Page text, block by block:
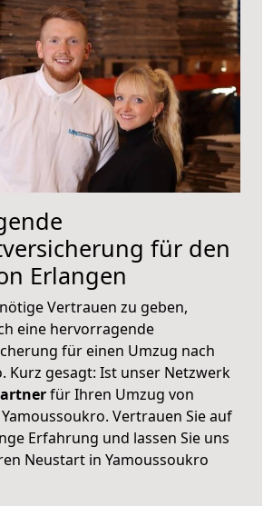
für den
Erlangen
Vertrauen zu geben,
eine hervorragende
für einen Umzug nach
Kurz gesagt: Ist unser Netzwerk
für Ihren Umzug von
Vertrauen Sie auf
Erfahrung und lassen Sie uns
Neustart in Yamoussoukro